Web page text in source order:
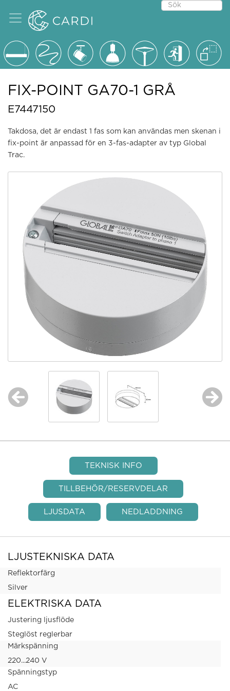
FIX-POINT GA70-1 GRÅ
E7447150
Takdosa, det är endast 1 fas som kan användas men skenan i
fix-point är anpassad för en 3-fas-adapter av typ Global
Trac.
TEKNISK INFO
TILLBEHÖR/RESERVDELAR
LJUSDATA NEDLADDNING
LJUSTEKNISKA DATA
Reflektorfärg
Silver
ELEKTRISKA DATA
Justering ljusflöde
Steglöst reglerbar
Märkspänning
220...240 V
Spänningstyp
AC